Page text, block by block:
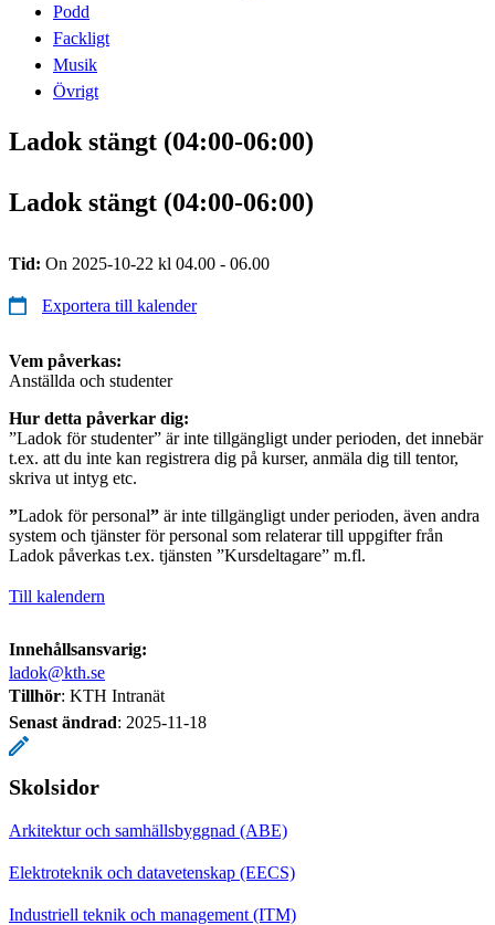
Podd
Fackligt
Musik
Övrigt
Ladok stängt (04:00-06:00)
Ladok stängt (04:00-06:00)
Tid: On 2025-10-22 kl 04.00 - 06.00
Exportera till kalender
Vem påverkas:
Anställda och studenter
Hur detta påverkar dig:
”Ladok för studenter” är inte tillgängligt under perioden, det innebär
t.ex. att du inte kan registrera dig på kurser, anmäla dig till tentor,
skriva ut intyg etc.
”Ladok för personal” är inte tillgängligt under perioden, även andra
system och tjänster för personal som relaterar till uppgifter från
Ladok påverkas t.ex. tjänsten ”Kursdeltagare” m.fl.
Till kalendern
Innehållsansvarig:
ladok@kth.se
Tillhör: KTH Intranät
Senast ändrad: 2025-11-18
Skolsidor
Arkitektur och samhällsbyggnad (ABE)
Elektroteknik och datavetenskap (EECS)
Industriell teknik och management (ITM)